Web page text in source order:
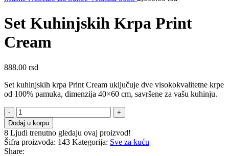
Set Kuhinjskih Krpa Print
Cream
888.00 rsd
Set kuhinjskih krpa Print Cream uključuje dve visokokvalitetne krpe
od 100% pamuka, dimenzija 40×60 cm, savršene za vašu kuhinju.
Set
Kuhinjskih
Krpa
Print
Cream
Dodaj u korpu
8 Ljudi trenutno gledaju ovaj proizvod!
Šifra proizvoda: 143 Kategorija: Sve za kuću
Share: